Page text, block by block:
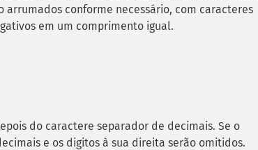
conforme necessário, com caracteres
em um comprimento igual.
do caractere separador de decimais. Se o
e os digitos à sua direita serão omitidos.